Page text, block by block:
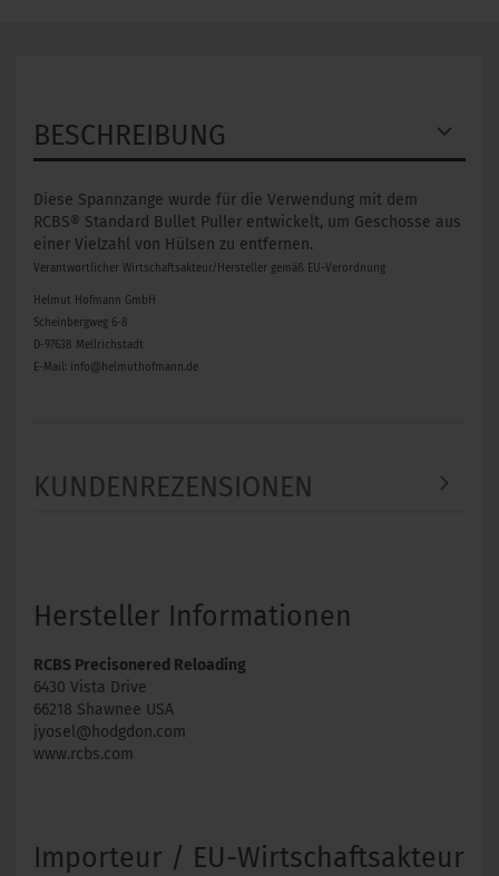
BESCHREIBUNG
Diese Spannzange wurde für die Verwendung mit dem
RCBS® Standard Bullet Puller entwickelt, um Geschosse aus
einer Vielzahl von Hülsen zu entfernen.
Verantwortlicher Wirtschaftsakteur/Hersteller gemäß EU-Verordnung
Helmut Hofmann GmbH
Scheinbergweg 6-8
D-97638 Mellrichstadt
E-Mail: info@helmuthofmann.de
KUNDENREZENSIONEN
Hersteller Informationen
RCBS Precisonered Reloading
6430 Vista Drive
66218 Shawnee USA
jyosel@hodgdon.com
www.rcbs.com
Importeur / EU-Wirtschaftsakteur